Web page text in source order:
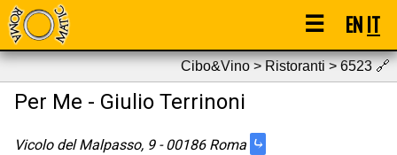
☰ ENIT
Cibo&Vino > Ristoranti > 6523🔗
Per Me - Giulio Terrinoni
Vicolo del Malpasso, 9 - 00186 Roma ⤷